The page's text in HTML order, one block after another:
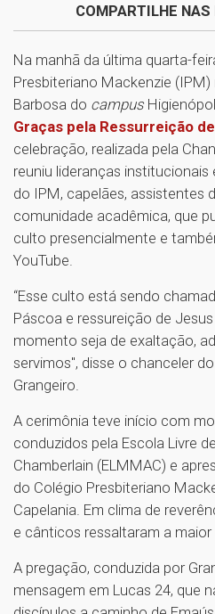
COMPARTILHE
Na manhã da última quarta-
Presbiteriano Mackenzie
Barbosa do campus
Graças pela Ressurreição
celebração, realizada pela
reuniu lideranças institucionais
do IPM, capelães, assistentes
comunidade acadêmica, que
culto presencialmente e
YouTube.
“Esse culto está sendo
Páscoa e ressureição de
momento seja de exaltação,
servimos", disse o chanceler
Grangeiro.
A cerimônia teve início com
conduzidos pela Escola Livre
Chamberlain (ELMMAC) e
do Colégio Presbiteriano
Capelania. Em clima de
e cânticos ressaltaram a maior
A pregação, conduzida por
mensagem em Lucas 24, que